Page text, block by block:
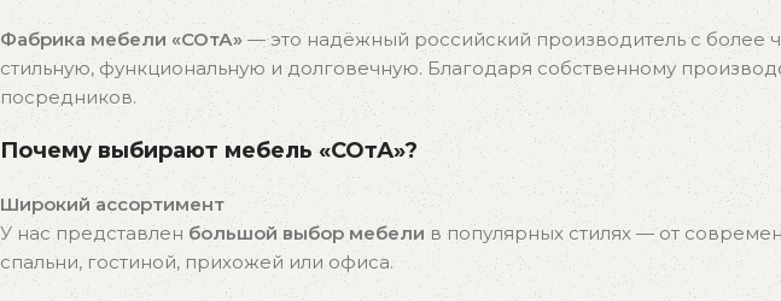
К покупкам
Фабрика мебели «СОтА»— это надёжный российский производитель с
стильную, функциональную и долговечную. Благодаря собственному
посредников.
Почему выбирают мебель «СОтА»?
Широкий ассортимент
У нас представлен большой выбор мебели в популярных стилях — от
спальни, гостиной, прихожей или офиса.